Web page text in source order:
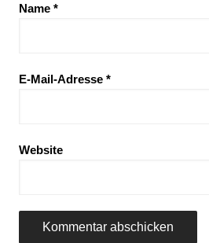
Name *
E-Mail-Adresse *
Website